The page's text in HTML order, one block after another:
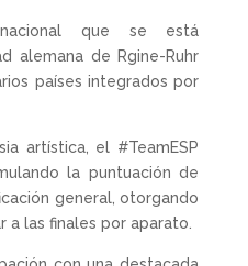
que se está
alemana de Rgine-Ruhr
países integrados por
artística, el #TeamESP
la puntuación de
general, otorgando
a las finales por aparato.